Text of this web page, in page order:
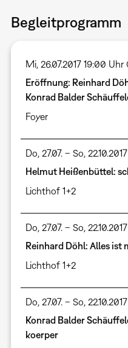
Begleitprogramm
Mi, 26.07.2017 19:00 Uhr
Eröffnung: Reinhard
Konrad Balder
Foyer
Do, 27.07. – So, 22.10.2017
Helmut Heißenbüttel:
Lichthof 1+2
Do, 27.07. – So, 22.10.2017
Reinhard Döhl: Alles ist
Lichthof 1+2
Do, 27.07. – So, 22.10.2017
Konrad Balder
koerper